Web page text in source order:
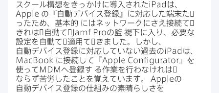
スクール構想を​きっかけに​導入されたiPad は、
Apple の​『自動デバイス登録』に​対応した​端末た​゙
った​ため、​基本的 には​ネットワークに​さえ接続て​゙
きれは​゙自動て​゙ Jamf Proの​監 視下に​入り、​必要な​
設定を​自動て​゙適用て​゙きました。​しかし、​
自動デバイス登録に​対応していない​過去のiPad は、
MacBook に​接続して​『Apple Configurator 』を​
使ってMDMへ​登録す る​作業を​行わなけれは​゙
ならず苦労した​ことを​覚えています。
Appleの​
自動デバイス登録の​仕組みの​素晴らしさを​